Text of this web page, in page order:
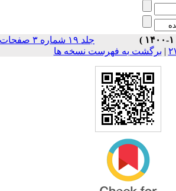
جلد ۱۹ شماره ۳ صفحات
|برگشت به فهرست نسخه ها